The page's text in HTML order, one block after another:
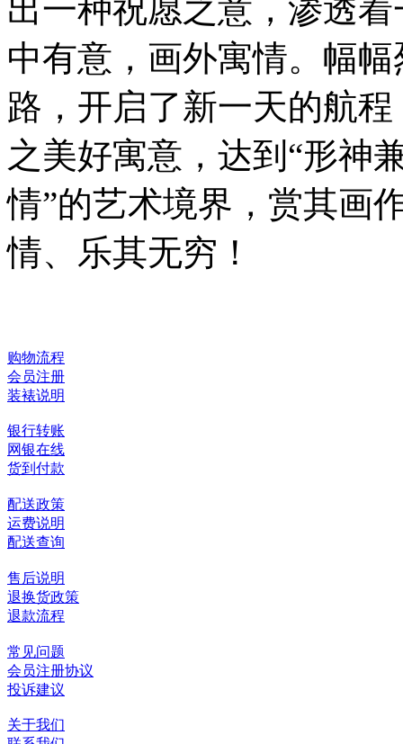
出一种祝愿之意，渗透
中有意，画外寓情。幅
路，开启了新一天的航
之美好寓意，达到“形神
情”的艺术境界，赏其画
情、乐其无穷！
购物流程
会员注册
装裱说明
银行转账
网银在线
货到付款
配送政策
运费说明
配送查询
售后说明
退换货政策
退款流程
常见问题
会员注册协议
投诉建议
关于我们